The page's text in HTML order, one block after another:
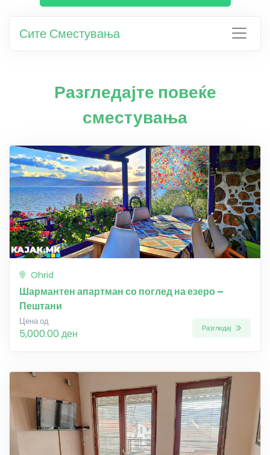
Сите Сместувања
Разгледајте повеќе
сместувања
Ohrid
Шармантен апартман со поглед на езеро –
Пештани
Цена од
5,000.00 ден Разгледај